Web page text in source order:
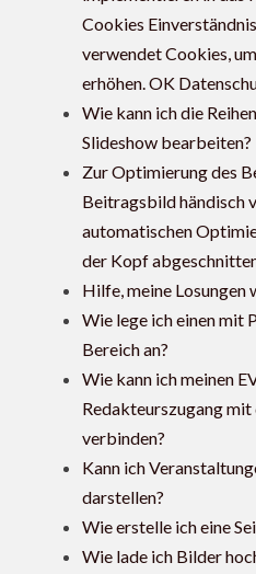
Cookies
verwendet Cookies,
erhöhen. OK
Wie kann ich die
Slideshow bearbeiten?
Zur Optimierung des
Beitragsbild händisch
automatischen
der Kopf
Hilfe, meine Losungen
Wie lege ich einen mit
Bereich an?
Wie kann ich meinen
Redakteurszugang
verbinden?
Kann ich
darstellen?
Wie erstelle ich eine
Wie lade ich Bilder